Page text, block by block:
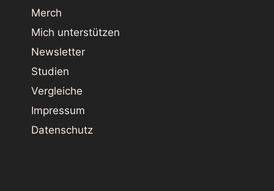
Merch
Mich unterstützen
Newsletter
Studien
Vergleiche
Impressum
Datenschutz